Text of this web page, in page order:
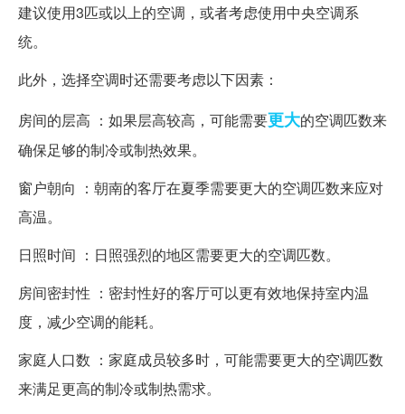
建议使用3匹或以上的空调，或者考虑使用中央空调系
统。
此外，选择空调时还需要考虑以下因素：
房间的层高 ：如果层高较高，可能需要更大的空调匹数来
确保足够的制冷或制热效果。
窗户朝向 ：朝南的客厅在夏季需要更大的空调匹数来应对
高温。
日照时间 ：日照强烈的地区需要更大的空调匹数。
房间密封性 ：密封性好的客厅可以更有效地保持室内温
度，减少空调的能耗。
家庭人口数 ：家庭成员较多时，可能需要更大的空调匹数
来满足更高的制冷或制热需求。